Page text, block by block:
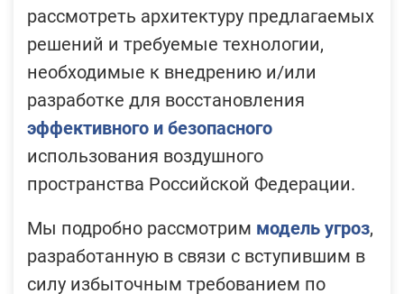
рассмотреть архитектуру предлагаемых
решений и требуемые технологии,
необходимые к внедрению и/или
разработке для восстановления
эффективного и безопасного
использования воздушного
пространства Российской Федерации.
Мы подробно рассмотрим модель угроз,
разработанную в связи с вступившим в
силу избыточным требованием по